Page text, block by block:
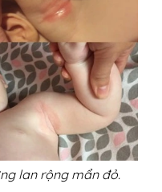
lan rộng mẩn đỏ.